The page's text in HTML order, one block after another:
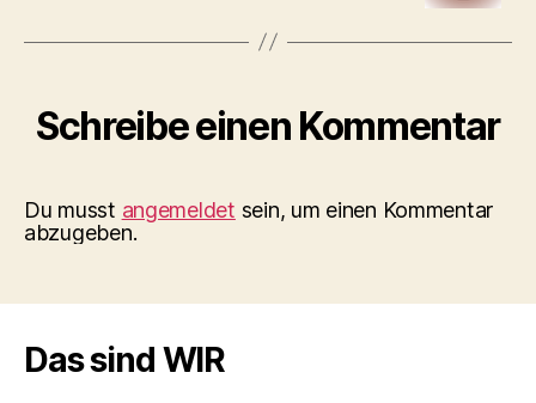
Schreibe einen Kommentar
Du musst angemeldet sein, um einen Kommentar
abzugeben.
Das sind WIR